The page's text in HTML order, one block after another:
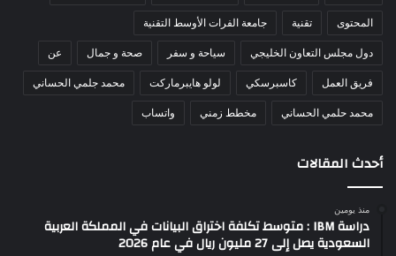
المحتوى تقنية جامعة الفرات الأوسط التقنية
دول مجلس التعاون الخليجي سياحة و سفر صحة و جمال عن
فريق العمل كاسبرسكي لولو هايبرماركت محمد جلمي الحساني
محمد حلمي الحساني مخطط زمني واتساب
أحدث المقالات
منذ يومين
دراسة IBM : متوسط تكلفة اختراق البيانات في المملكة العربية
السعودية يصل إلى 27 مليون ريال في عام 2026